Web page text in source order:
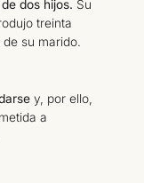
dos hijos. Su
treinta
su marido.
y, por ello,
a